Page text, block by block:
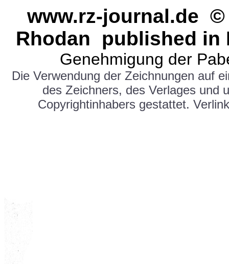
www.rz-journal.de
Rhodan published in
Genehmigung der
Die Verwendung der Zeichnungen auf
des Zeichners, des Verlages und
Copyrightinhabers gestattet.